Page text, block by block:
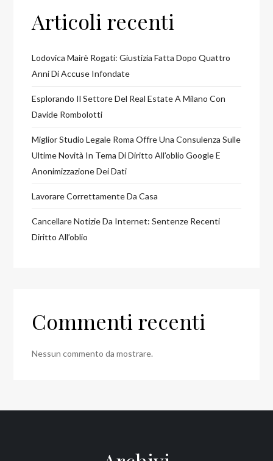
Articoli recenti
Lodovica Mairè Rogati: Giustizia Fatta Dopo Quattro
Anni Di Accuse Infondate
Esplorando Il Settore Del Real Estate A Milano Con
Davide Rombolotti
Miglior Studio Legale Roma Offre Una Consulenza Sulle
Ultime Novità In Tema Di Diritto All’oblio Google E
Anonimizzazione Dei Dati
Lavorare Correttamente Da Casa
Cancellare Notizie Da Internet: Sentenze Recenti
Diritto All’oblio
Commenti recenti
Nessun commento da mostrare.